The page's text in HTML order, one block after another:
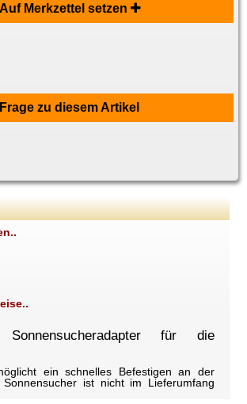
Auf Merkzettel setzen
Frage zu diesem Artikel
für die
ein schnelles Befestigen an der
Sonnensucher ist nicht im Lieferumfang